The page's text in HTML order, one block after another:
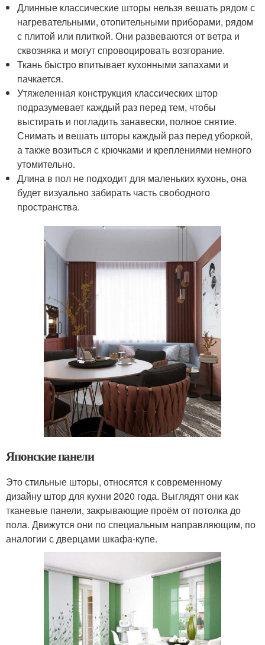
Длинные классические шторы нельзя вешать рядом с
нагревательными, отопительными приборами, рядом
с плитой или плиткой. Они развеваются от ветра и
сквозняка и могут спровоцировать возгорание.
Ткань быстро впитывает кухонными запахами и
пачкается.
Утяжеленная конструкция классических штор
подразумевает каждый раз перед тем, чтобы
выстирать и погладить занавески, полное снятие.
Снимать и вешать шторы каждый раз перед уборкой,
а также возиться с крючками и креплениями немного
утомительно.
Длина в пол не подходит для маленьких кухонь, она
будет визуально забирать часть свободного
пространства.
Японские панели
Это стильные шторы, относятся к современному
дизайну штор для кухни 2020 года. Выглядят они как
тканевые панели, закрывающие проём от потолка до
пола. Движутся они по специальным направляющим, по
аналогии с дверцами шкафа-купе.